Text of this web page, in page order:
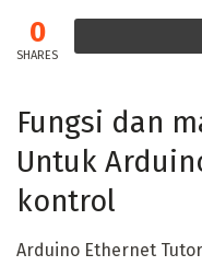
0
SHARES
Fungsi dan
Untuk
kontrol
Arduino Ethernet